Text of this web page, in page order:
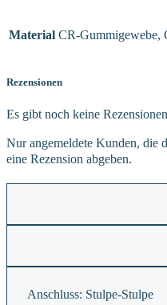
Material CR-Gummigewebe,
Rezensionen
Es gibt noch keine
Nur angemeldete Kunden, die
eine Rezension abgeben.
Anschluss: Stulpe-Stulpe